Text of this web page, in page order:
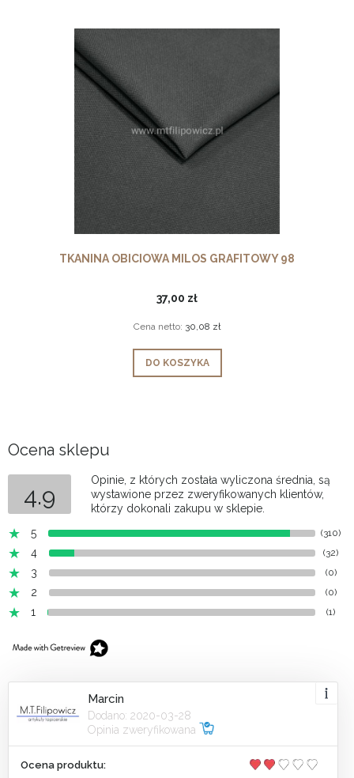
TKANINA OBICIOWA MILOS GRAFITOWY 98
37,00 zł
Cena netto: 30,08 zł
DO KOSZYKA
Ocena sklepu
4.9
Opinie, z których została wyliczona średnia, są
wystawione przez zweryfikowanych klientów,
którzy dokonali zakupu w sklepie.
5
(310)
4 (32)
3 (0)
2 (0)
1 (1)
Marcin
Dodano: 2020-03-28
Opinia zweryfikowana
Ocena produktu: